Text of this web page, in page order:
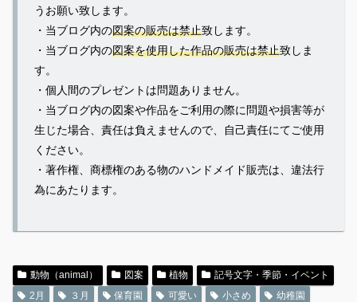
うお願い致します。
・当ブログ内の図案の販売は禁止致します。
・当ブログ内の図案を使用した作品の販売は禁止致しま
す。
・個人間のプレゼントは問題ありません。
・当ブログ内の図案や作品をご利用の際に問題や損害等が
生じた場合、責任は負えませんので、自己責任にてご使用
ください。
・著作権、商標権のある物のハンドメイド販売は、違法行
為にあたります。
動物（animal） 図案 植物
記号文字・季節・イベント
2月
３月 保育園 可愛い 小さめ
幼稚園